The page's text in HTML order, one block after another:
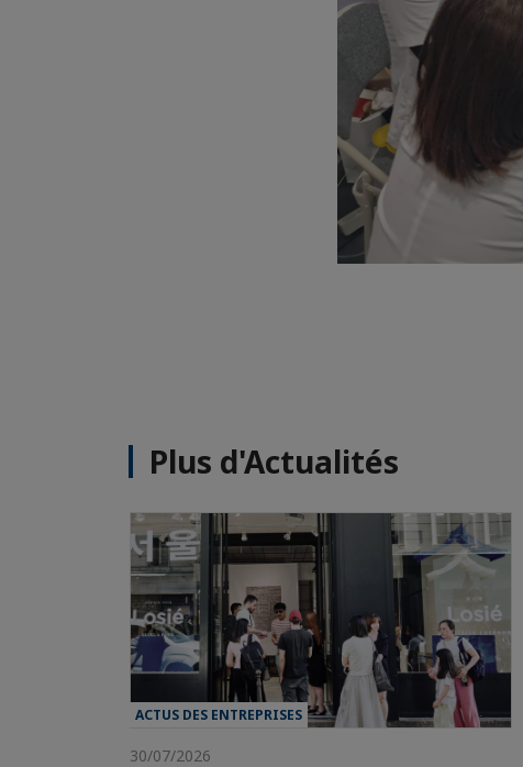
Plus d'Actualités
ACTUS DES ENTREPRISES
30/07/2026